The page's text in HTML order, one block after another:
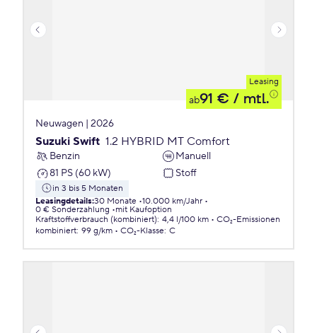
Leasing
ab91 € / mtl.
Neuwagen | 2026
Suzuki Swift 1.2 HYBRID MT Comfort
Benzin
Manuell
81 PS (60 kW)
Stoff
in 3 bis 5 Monaten
Leasingdetails:30 Monate 10.000 km/Jahr
0 € Sonderzahlung
mit Kaufoption
Kraftstoffverbrauch (kombiniert): 4,4 l/100 km
CO₂-Emissionen
kombiniert: 99 g/km CO₂-Klasse: C